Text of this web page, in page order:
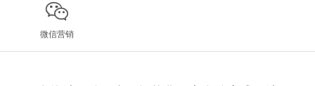
微信营销